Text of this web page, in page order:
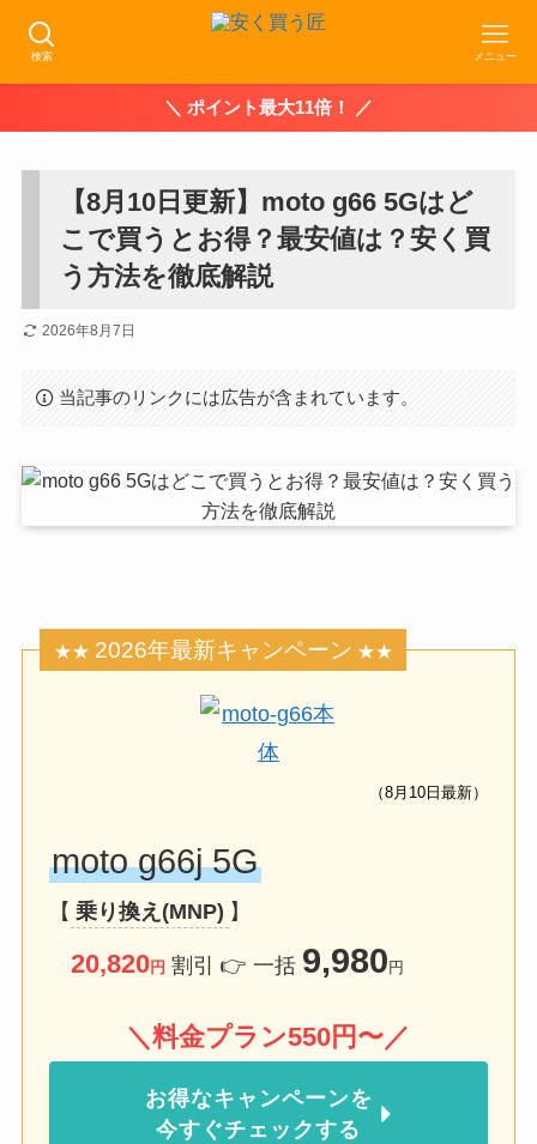
検索 メニュー
＼ ポイント最大11倍！ ／
【8月10日更新】moto g66 5Gはど
こで買うとお得？最安値は？安く買
う方法を徹底解説
2026年8月7日
当記事のリンクには広告が含まれています。
★★ 2026年最新キャンペーン ★★
（8月10日最新）
moto g66j 5G
【 乗り換え(MNP) 】
20,820円 割引 👉 一括 9,980 円
＼料金プラン550円〜／
お得なキャンペーンを
今すぐチェックする